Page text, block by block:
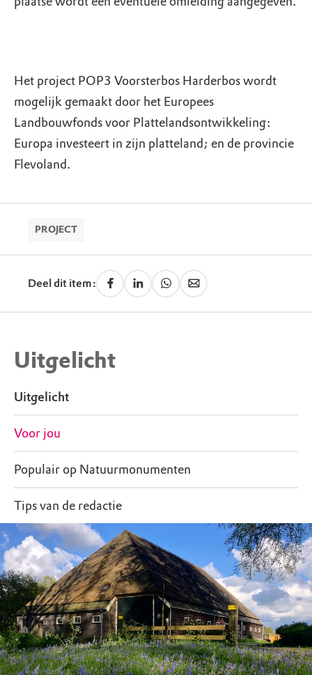
Het project POP3 Voorsterbos Harderbos wordt
mogelijk gemaakt door het Europees
Landbouwfonds voor Plattelandsontwikkeling:
Europa investeert in zijn platteland; en de provincie
Flevoland.
PROJECT
Deel dit item:
Uitgelicht
Uitgelicht
Voor jou
Populair op Natuurmonumenten
Tips van de redactie